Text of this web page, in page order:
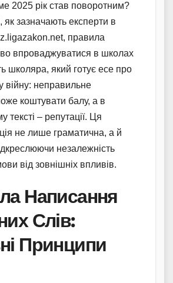
2025 рік став поворотним?
як зазначають експерти в
правила
впроваджуватися в школах
школяра, який готує есе про
війну: неправильне
коштувати балу, а в
тексті – репутації. Ця
не лише граматична, а й
незалежність
від зовнішніх впливів.
Написання
Слів:
Принципи